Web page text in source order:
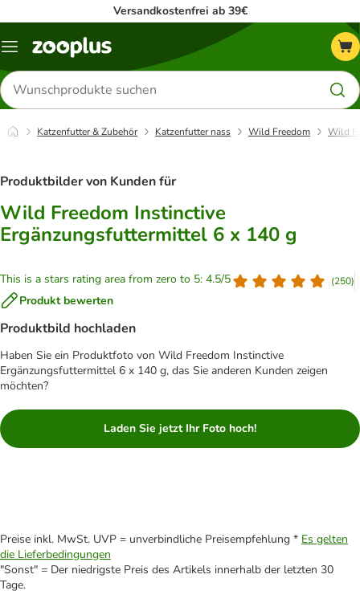
Versandkostenfrei ab 39€
Menü
Produkte
suchen
Katzenfutter & Zubehör Katzenfutter nass Wild Freedom Wild
Produktbilder von Kunden für
Wild Freedom Instinctive
Ergänzungsfuttermittel 6 x 140 g
This is a stars rating area from zero to 5: 4.5/5 (250)
Produkt bewerten
Produktbild hochladen
Haben Sie ein Produktfoto von Wild Freedom Instinctive
Ergänzungsfuttermittel 6 x 140 g, das Sie anderen Kunden zeigen
möchten?
Laden Sie jetzt Ihr Foto hoch!
Preise inkl. MwSt. UVP = unverbindliche Preisempfehlung * Es gelten
die Lieferbedingungen
"Sonst" = Der niedrigste Preis des Artikels innerhalb der letzten 30
Tage.